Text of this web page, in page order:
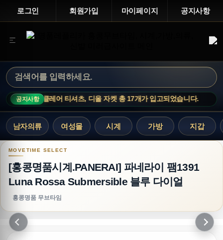
로그인 회원가입 마이페이지 공지사항
공지사항
상품, 몽클레어 티셔츠, 디올 자켓 총 17개가 입고되었습니다.
남자의류 여성몰 시계 가방 지갑
[홍콩명품시계.PANERAI] 파네라이 팸1391
[홍콩명품시계.PANERAI] 파네라이 팸1391
Luna Rossa Submersible 블루 다이얼
홍콩명품 무브타임
이전 다음